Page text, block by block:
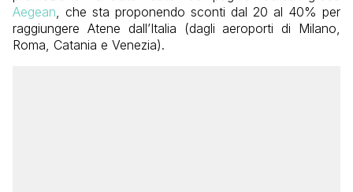
Aegean, che sta proponendo sconti dal 20 al 40% per
raggiungere Atene dall’Italia (dagli aeroporti di Milano,
Roma, Catania e Venezia).